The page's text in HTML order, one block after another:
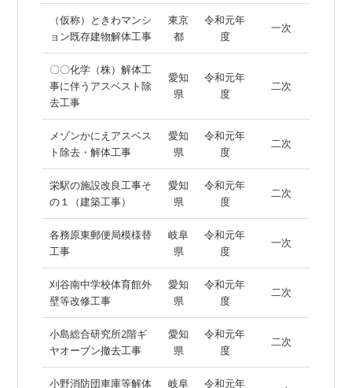
（仮称）ときわマンシ
ョン既存建物解体工事
東京
都
令和元年
度
一次
〇〇化学（株）解体工
事に伴うアスベスト除
去工事
愛知
県
令和元年
度
二次
メゾンかにえアスベス
ト除去・解体工事
愛知
県
令和元年
度
二次
栄駅の施設改良工事そ
の１（建築工事）
愛知
県
令和元年
度
二次
各務原東郵便局模様替
工事
岐阜
県
令和元年
度
一次
刈谷南中学校体育館外
壁等改修工事
愛知
県
令和元年
度
二次
小島総合研究所2階ギ
ヤオーブン撤去工事
愛知
県
令和元年
度
二次
小野消防団車庫等解体 岐阜 令和元年